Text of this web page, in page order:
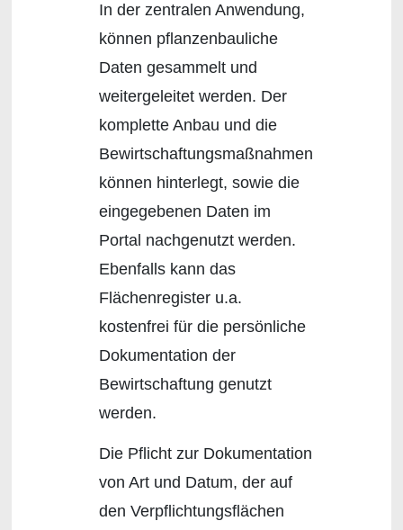
In der zentralen Anwendung,
können pflanzenbauliche
Daten gesammelt und
weitergeleitet werden. Der
komplette Anbau und die
Bewirtschaftungsmaßnahmen
können hinterlegt, sowie die
eingegebenen Daten im
Portal nachgenutzt werden.
Ebenfalls kann das
Flächenregister u.a.
kostenfrei für die persönliche
Dokumentation der
Bewirtschaftung genutzt
werden.
Die Pflicht zur Dokumentation
von Art und Datum, der auf
den Verpflichtungsflächen